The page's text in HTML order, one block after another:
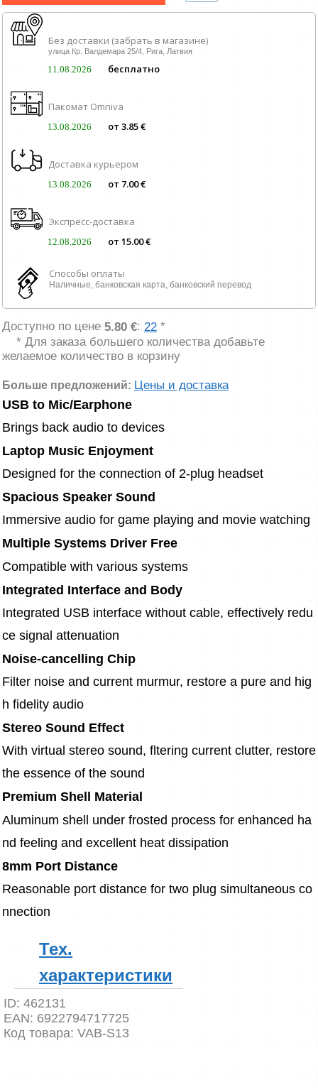
Без доставки (забрать в магазине)
улица Кр. Валдемара 25/4, Рига, Латвия
11.08.2026 бесплатно
Пакомат Omniva
13.08.2026 от 3.85 €
Доставка курьером
13.08.2026 от 7.00 €
Экспресс-доставка
12.08.2026 от 15.00 €
Способы оплаты
Наличные, банковская карта, банковский перевод
Доступно по цене 5.80 €: 22 *
* Для заказа большего количества добавьте
желаемое количество в корзину
Больше предложений: Цены и доставка
USB to Mic/Earphone
Brings back audio to devices
Laptop Music Enjoyment
Designed for the connection of 2-plug headset
Spacious Speaker Sound
Immersive audio for game playing and movie watching
Multiple Systems Driver Free
Compatible with various systems
Integrated Interface and Body
Integrated USB interface without cable, effectively redu
ce signal attenuation
Noise-cancelling Chip
Filter noise and current murmur, restore a pure and hig
h fidelity audio
Stereo Sound Effect
With virtual stereo sound, fltering current clutter, restore
the essence of the sound
Premium Shell Material
Aluminum shell under frosted process for enhanced ha
nd feeling and excellent heat dissipation
8mm Port Distance
Reasonable port distance for two plug simultaneous co
nnection
Тех.
характеристики
ID: 462131
EAN: 6922794717725
Код товара: VAB-S13